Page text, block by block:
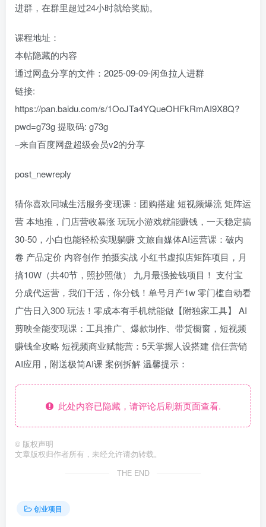
进群，在群里超过24小时就给奖励。
课程地址：
本帖隐藏的内容
通过网盘分享的文件：2025-09-09-闲鱼拉人进群
链接:
https://pan.baidu.com/s/1OoJTa4YQueOHFkRmAI9X8Q?
pwd=g73g 提取码: g73g
–来自百度网盘超级会员v2的分享
post_newreply
猜你喜欢同城生活服务变现课：团购搭建 短视频爆流 矩阵运
营 本地推，门店营收暴涨 玩玩小游戏就能赚钱，一天稳定搞
30-50，小白也能轻松实现躺赚 文旅自媒体AI运营课：破内
卷 产品定价 内容创作 拍摄实战 小红书虚拟店矩阵项目，月
搞10W（共40节，照抄照做） 九月最强捡钱项目！ 支付宝
分成代运营，我们干活，你分钱！单号月产1w 零门槛自动看
广告日入300 玩法！零成本有手机就能做【附独家工具】 AI
剪映全能变现课：工具推广、爆款制作、带货橱窗，短视频
赚钱全攻略 短视频商业赋能营：5天掌握人设搭建 信任营销
AI应用，附送极简AI课 案例拆解 温馨提示：
此处内容已隐藏，请评论后刷新页面查看.
© 版权声明
文章版权归作者所有，未经允许请勿转载。
THE END
创业项目